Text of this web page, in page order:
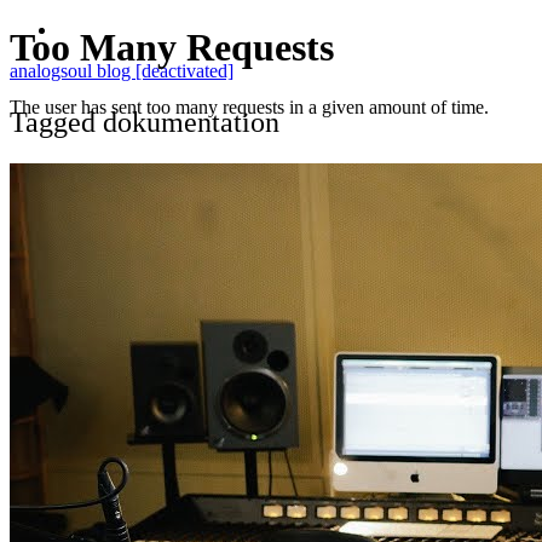
analogsoul blog [deactivated]
Tagged dokumentation